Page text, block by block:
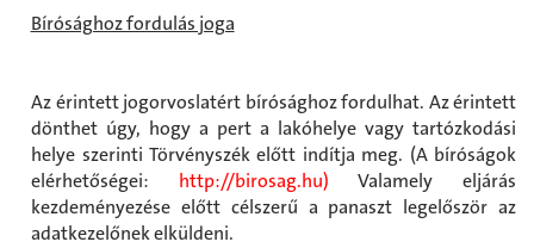
Bírósághoz fordulás joga
Az érintett jogorvoslatért bírósághoz fordulhat. Az érintett
dönthet úgy, hogy a pert a lakóhelye vagy tartózkodási
helye szerinti Törvényszék előtt indítja meg. (A bíróságok
elérhetőségei: http://birosag.hu)Valamely eljárás
kezdeményezése előtt célszerű a panaszt legelőször az
adatkezelőnek elküldeni.